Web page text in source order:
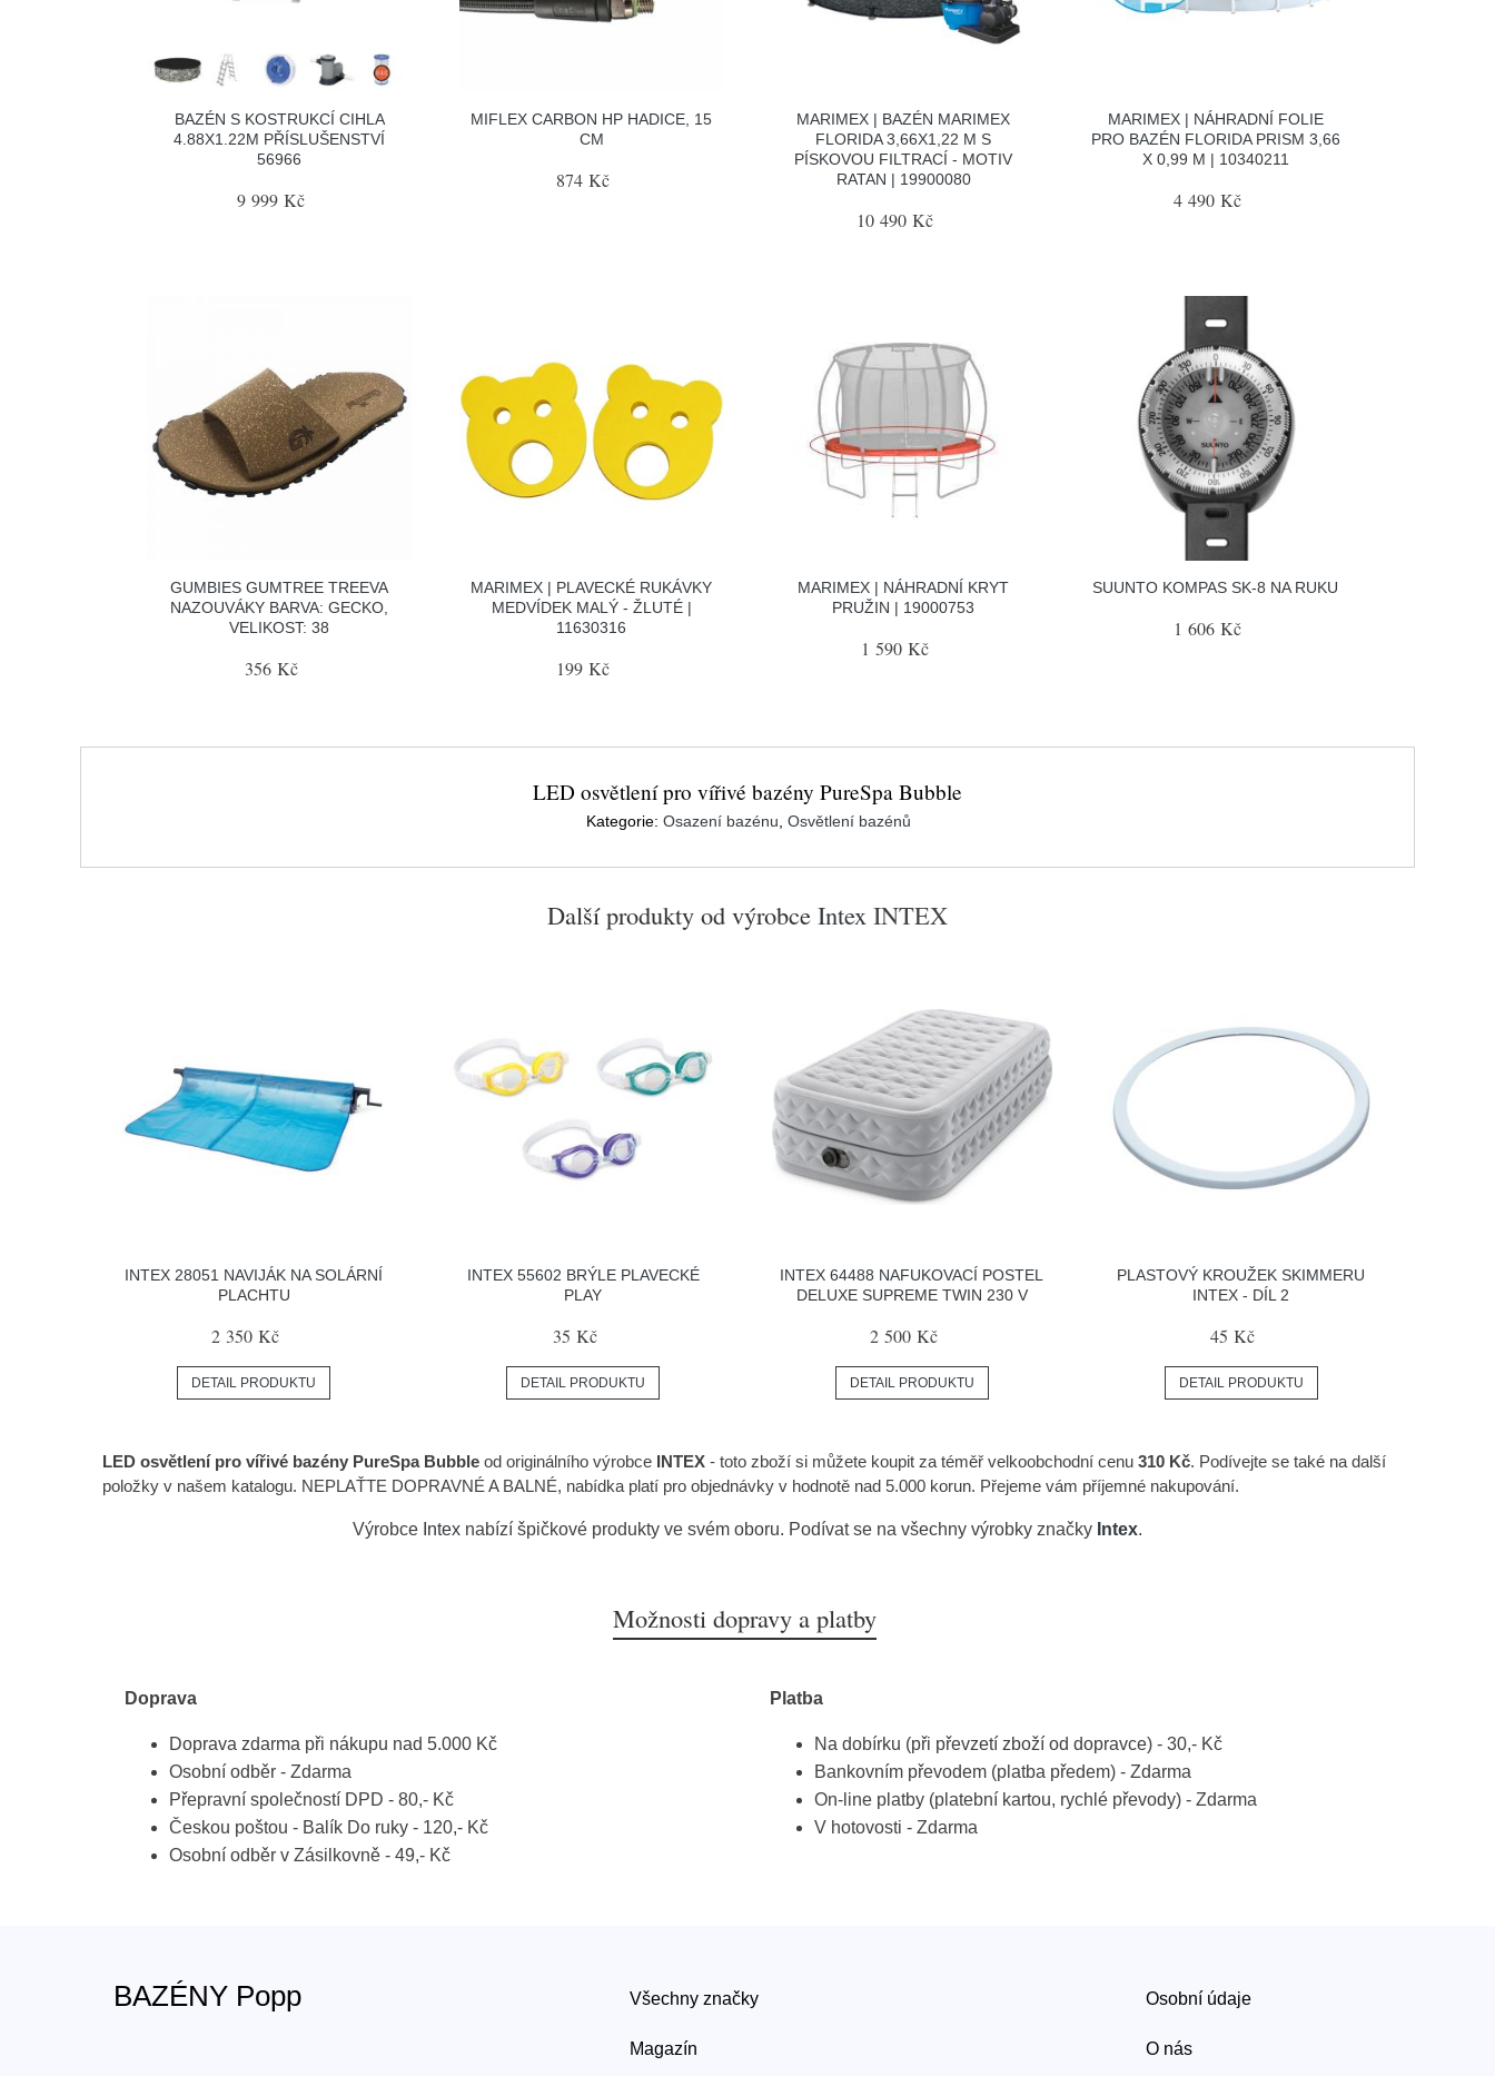
BAZÉN S KOSTRUKCÍ CIHLA
4.88X1.22M PŘÍSLUŠENSTVÍ
56966
9 999 Kč
MIFLEX CARBON HP HADICE, 15
CM
874 Kč
MARIMEX | BAZÉN MARIMEX
FLORIDA 3,66X1,22 M S
PÍSKOVOU FILTRACÍ - MOTIV
RATAN | 19900080
10 490 Kč
MARIMEX | NÁHRADNÍ FOLIE
PRO BAZÉN FLORIDA PRISM 3,66
X 0,99 M | 10340211
4 490 Kč
GUMBIES GUMTREE TREEVA
NAZOUVÁKY BARVA: GECKO,
VELIKOST: 38
356 Kč
MARIMEX | PLAVECKÉ RUKÁVKY
MEDVÍDEK MALÝ - ŽLUTÉ |
11630316
199 Kč
MARIMEX | NÁHRADNÍ KRYT
PRUŽIN | 19000753
1 590 Kč
SUUNTO KOMPAS SK-8 NA RUKU
1 606 Kč
LED osvětlení pro vířivé bazény PureSpa Bubble
Kategorie: Osazení bazénu Osvětlení bazénů
Další produkty od výrobce Intex INTEX
INTEX 28051 NAVIJÁK NA SOLÁRNÍ
PLACHTU
2 350 Kč
DETAIL PRODUKTU
INTEX 55602 BRÝLE PLAVECKÉ
PLAY
35 Kč
DETAIL PRODUKTU
INTEX 64488 NAFUKOVACÍ POSTEL
DELUXE SUPREME TWIN 230 V
2 500 Kč
DETAIL PRODUKTU
PLASTOVÝ KROUŽEK SKIMMERU
INTEX - DÍL 2
45 Kč
DETAIL PRODUKTU
LED osvětlení pro vířivé bazény PureSpa Bubble od originálního výrobce INTEX - toto zboží si můžete koupit za téměř velkoobchodní cenu 310 Kč. Podívejte se také na další
položky v našem katalogu. NEPLAŤTE DOPRAVNÉ A BALNÉ, nabídka platí pro objednávky v hodnotě nad 5.000 korun. Přejeme vám příjemné nakupování.
Výrobce Intex nabízí špičkové produkty ve svém oboru. Podívat se na všechny výrobky značky Intex.
Možnosti dopravy a platby
Doprava
Doprava zdarma při nákupu nad 5.000 Kč
Osobní odběr - Zdarma
Přepravní společností DPD - 80,- Kč
Českou poštou - Balík Do ruky - 120,- Kč
Osobní odběr v Zásilkovně - 49,- Kč
Platba
Na dobírku (při převzetí zboží od dopravce) - 30,- Kč
Bankovním převodem (platba předem) - Zdarma
On-line platby (platební kartou, rychlé převody) - Zdarma
V hotovosti - Zdarma
BAZÉNY Popp Všechny značky
Magazín
Osobní údaje
O nás